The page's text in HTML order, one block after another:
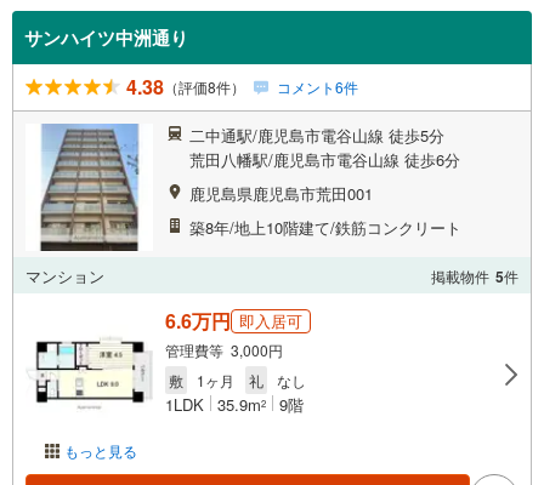
サンハイツ中洲通り
4.38 （評価8件） コメント6件
二中通駅/鹿児島市電谷山線 徒歩5分
荒田八幡駅/鹿児島市電谷山線 徒歩6分
鹿児島県鹿児島市荒田001
築8年/地上10階建て/鉄筋コンクリート
マンション 掲載物件 5件
もっと見る
6.6万円 即入居可
管理費等 3,000円
敷
1ヶ月 礼 なし
1LDK 35.9m2 9階